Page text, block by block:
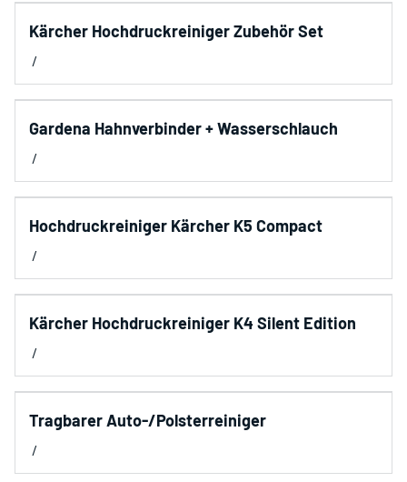
Kärcher Hochdruckreiniger Zubehör Set
/
Gardena Hahnverbinder + Wasserschlauch
/
Hochdruckreiniger Kärcher K5 Compact
/
Kärcher Hochdruckreiniger K4 Silent Edition
/
Tragbarer Auto-/Polsterreiniger
/